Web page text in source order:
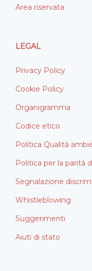
Area riservata
LEGAL
Privacy Policy
Cookie Policy
Organigramma
Codice etico
Politica Qualità
Politica per la parità
Segnalazione
Whistleblowing
Suggerimenti
Aiuti di stato